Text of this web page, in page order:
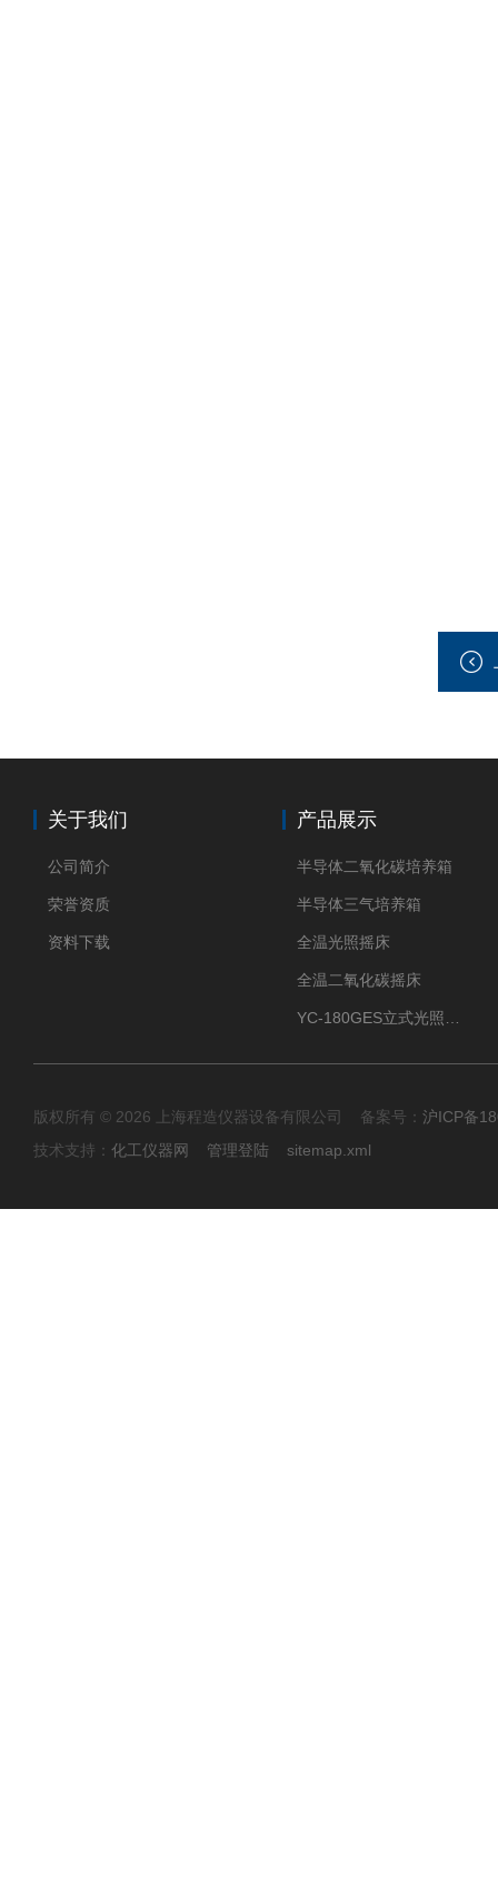
关于我们
公司简介
荣誉资质
资料下载
产品展示
半导体二氧化碳培养箱
半导体三气培养箱
全温光照摇床
全温二氧化碳摇床
版权所有 © 2026 上海程造仪器设备有限公司 备案号： 沪ICP备
技术支持： 化工仪器网 管理登陆 sitemap.xml